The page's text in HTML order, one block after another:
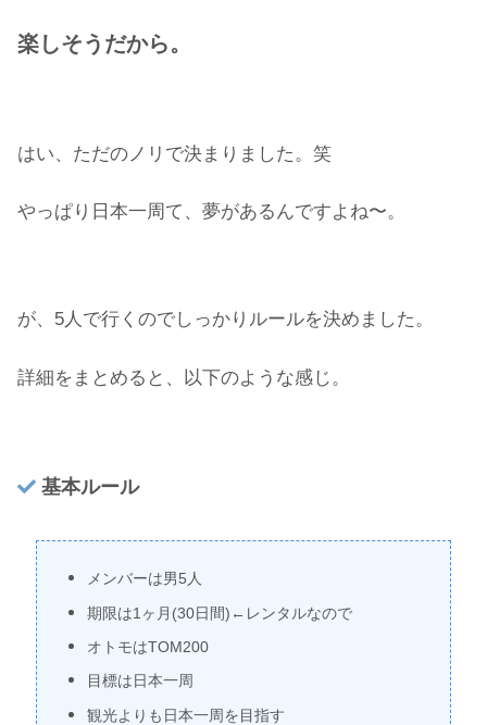
楽しそうだから。
はい、ただのノリで決まりました。笑
やっぱり日本一周て、夢があるんですよね〜。
が、5人で行くのでしっかりルールを決めました。
詳細をまとめると、以下のような感じ。
基本ルール
メンバーは男5人
期限は1ヶ月(30日間)←レンタルなので
オトモはTOM200
目標は日本一周
観光よりも日本一周を目指す